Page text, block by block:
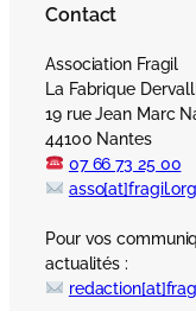
Contact
Association Fragil
La Fabrique
19 rue Jean Marc
44100 Nantes
07 66 73 25 00
asso[at]fragil.org
Pour vos
actualités :